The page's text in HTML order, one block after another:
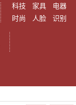
科技 家具
电器
时尚
人脸 识别